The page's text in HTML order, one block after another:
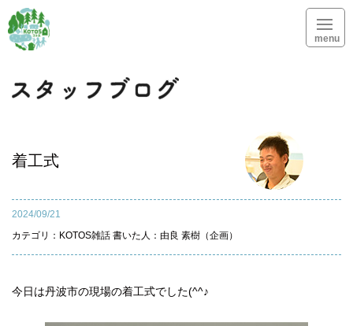
menu
着工式
2024/09/21
カテゴリ： KOTOS雑話 書いた人：由良 素樹（企画）
今日は丹波市の現場の着工式でした(^^♪